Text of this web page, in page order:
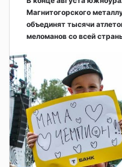
Магнитогорского
объединят тысячи
меломанов со всей